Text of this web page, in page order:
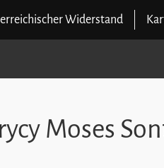
Widerstand
Moses